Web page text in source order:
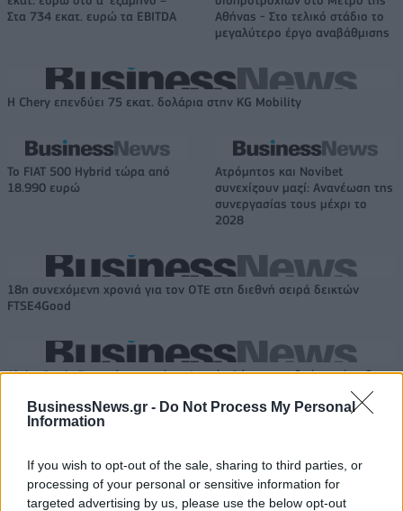
BusinessNews.gr - Do Not Process My Personal
Information
If you wish to opt-out of the sale, sharing to third parties, or
processing of your personal or sensitive information for
targeted advertising by us, please use the below opt-out
Στα 734 εκατ. ευρώ τα EBITDA
Αθήνας - Στο τελικό στάδιο το
μεγαλύτερο έργο αναβάθμισης
Η Chery επενδύει 75 εκατ. δολάρια στην KG Mobility
Το FIAT 500 Hybrid τώρα από
18.990 ευρώ
Ατρόμητος και Novibet
συνεχίζουν μαζί: Ανανέωση της
συνεργασίας τους μέχρι το
2028
18η συνεχόμενη χρονιά για τον ΟΤΕ στη διεθνή σειρά δεικτών
FTSE4Good
Alpha Bank: Για πρώτη φορά το Αρχαίο Θέατρο Επιδαύρου άνοιξε τις
ΠΕΡΙΣΣΌΤΕΡΑ ΣΕ ΑΥΤΉ ΤΗΝ ΚΑΤΗΓΟΡΊΑ